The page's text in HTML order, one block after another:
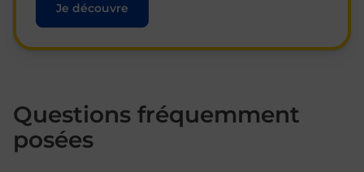
Je découvre
Questions fréquemment
posées